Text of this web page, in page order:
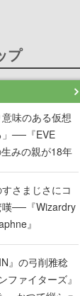
プ
意味のある仮想
──『EVE
みの親が18年
ではなく本気だ
さまじさにコ
嘆──『Wizardry
』
ラボが期間限
ョブもキャラも
システムもワン
まれた理由を
』の弓削雅稔
ファイターズ』